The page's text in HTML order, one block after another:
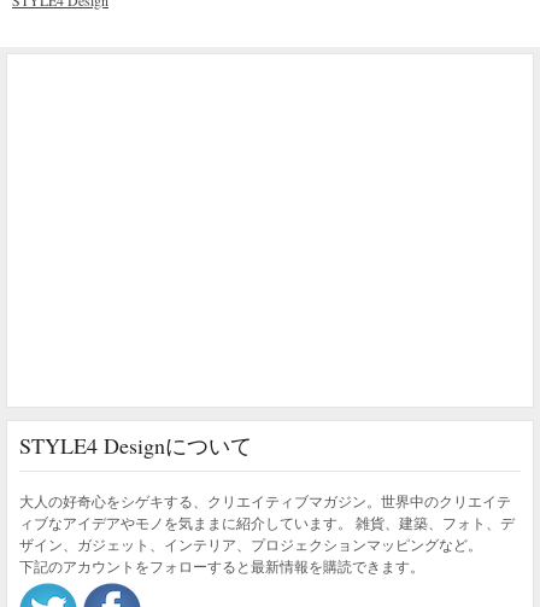
STYLE4 Designについて
大人の好奇心をシゲキする、クリエイティブマガジン。世界中のクリエイテ
ィブなアイデアやモノを気ままに紹介しています。 雑貨、建築、フォト、デ
ザイン、ガジェット、インテリア、プロジェクションマッピングなど。
下記のアカウントをフォローすると最新情報を購読できます。